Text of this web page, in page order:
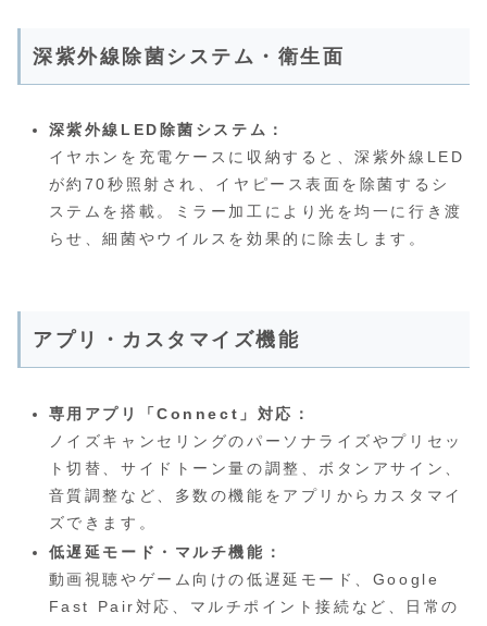
深紫外線除菌システム・衛生面
深紫外線LED除菌システム：
イヤホンを充電ケースに収納すると、深紫外線LED
が約70秒照射され、イヤピース表面を除菌するシ
ステムを搭載。ミラー加工により光を均一に行き渡
らせ、細菌やウイルスを効果的に除去します。
アプリ・カスタマイズ機能
専用アプリ「Connect」対応：
ノイズキャンセリングのパーソナライズやプリセッ
ト切替、サイドトーン量の調整、ボタンアサイン、
音質調整など、多数の機能をアプリからカスタマイ
ズできます。
低遅延モード・マルチ機能：
動画視聴やゲーム向けの低遅延モード、Google
Fast Pair対応、マルチポイント接続など、日常の